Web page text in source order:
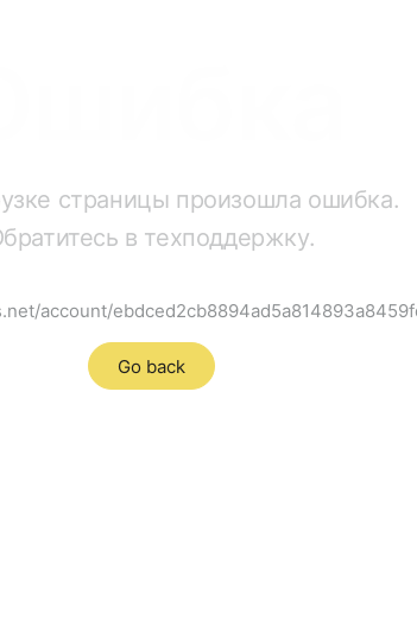
страницы произошла ошибка.
в техподдержку.
account/
Go back